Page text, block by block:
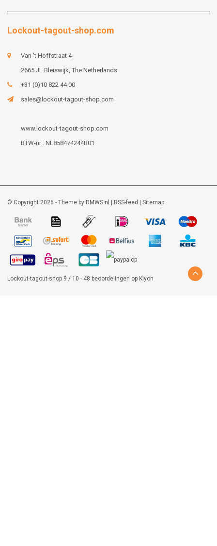
Lockout-tagout-shop.com
Van 't Hoffstraat 4
2665 JL Bleiswijk, The Netherlands
+31 (0)10 822 44 00
sales@lockout-tagout-shop.com
www.lockout-tagout-shop.com
BTW-nr : NL858474244B01
© Copyright 2026 - Theme by DMWS.nl RSS-feed Sitemap
Lockout-tagout-shop 9 / 10 - 48 beoordelingen op Kiyoh